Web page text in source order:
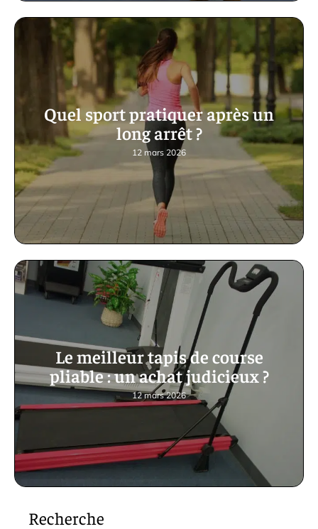
Quel sport pratiquer après un
long arrêt ?
12 mars 2026
Le meilleur tapis de course
pliable : un achat judicieux ?
12 mars 2026
Recherche